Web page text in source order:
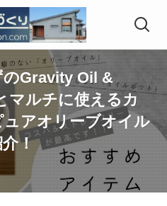
のGravity Oil &
マルチに使えるカ
アオリーブオイル
！